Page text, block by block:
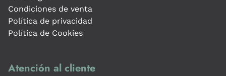
Condiciones de venta
Política de privacidad
Política de Cookies
Atención al cliente